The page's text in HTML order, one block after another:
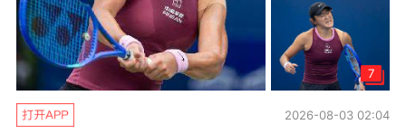
点后突然陷入挣扎，巴普蒂斯特6比7、7比6和6
比2逆转晋级。
大家有没有发现，王曦雨现在身姿也比过去挺拔
了；前两天资格赛突围后的采访报道贴了她在混
7
2026-08-03 02:04